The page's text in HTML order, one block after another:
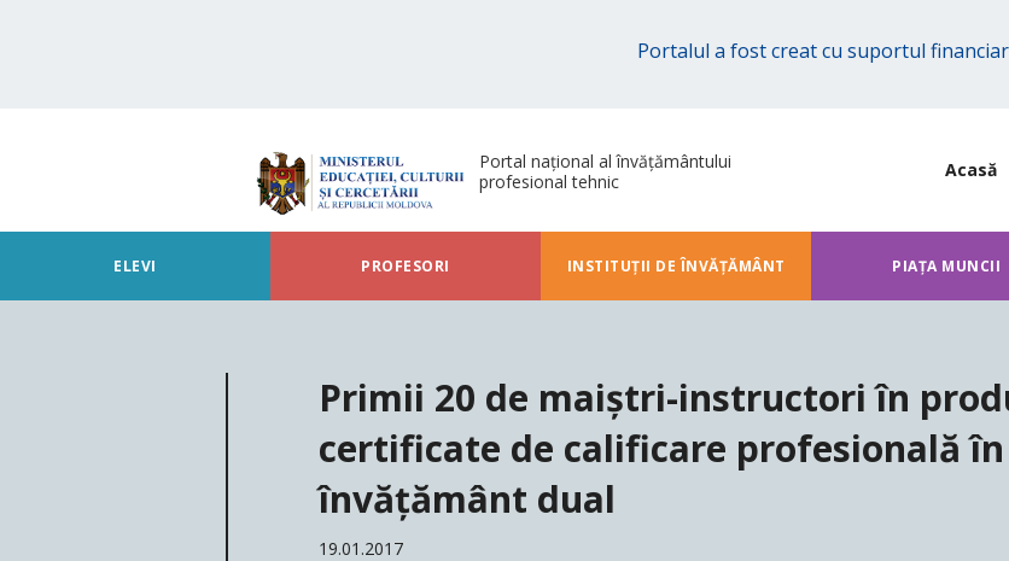
Portalul a fost creat cu suportul
Portal național al învățământului
profesional tehnic
Acasă
ELEVI PROFESORI INSTITUȚII DE ÎNVĂȚĂMÂNT PIAȚA MUNCII
Primii 20 de maiștri-instructori în
certificate de calificare profesională
învățământ dual
19.01.2017